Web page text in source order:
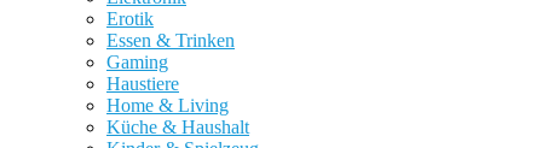
Erotik
Essen & Trinken
Gaming
Haustiere
Home & Living
Küche & Haushalt